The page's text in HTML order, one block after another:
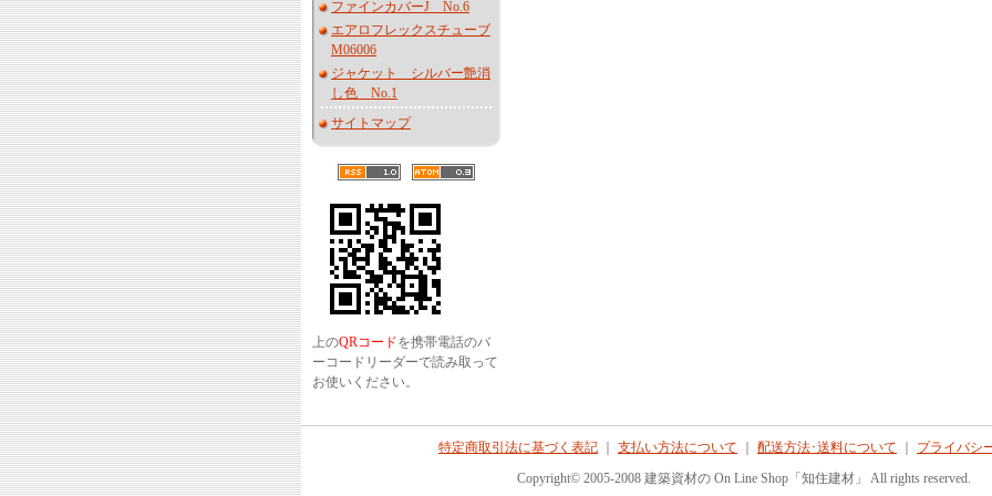
ファインカバーJ No.6
エアロフレックスチューブ
M06006
ジャケット シルバー艶消
し色 No.1
サイトマップ
上のQRコードを携帯電話のバ
ーコードリーダーで読み取って
お使いください。
特定商取引法に基づく表記 支払い方法について 配送方法･送料について
プライバシ
Copyright© 2005-2008 建築資材の On Line Shop「知住建材」 All rights reserved.